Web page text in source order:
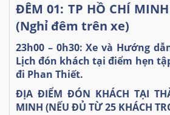
ĐÊM 01: TP HỒ CHÍ
(Nghỉ đêm trên xe)
23h00 – 0h30: Xe và Hướng
Lịch đón khách tại điểm hẹn
đi Phan Thiết.
ĐỊA ĐIỂM ĐÓN KHÁCH TẠI
MINH (NẾU ĐỦ TỪ 25 KHÁCH